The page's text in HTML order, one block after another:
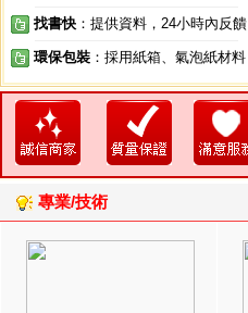
找書快 ：提供資料，24小時內反饋
環保包裝 ：採用紙箱、氣泡紙材料
專業/技術